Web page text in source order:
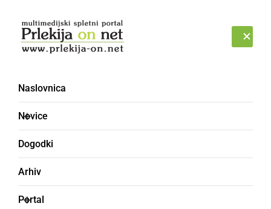
Naslovnica
Novice
Dogodki
Arhiv
Portal
Radenski špricar 2015